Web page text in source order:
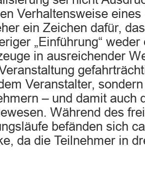
Verhaltensweise eines
ein Zeichen dafür,
„Einführung“
in ausreichender
Veranstalter,
– und damit auch
Während des
befänden sich
da die Teilnehmer in